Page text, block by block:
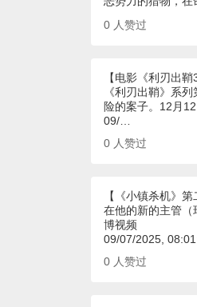
0 人赞过
【电影《利刃出
《利刃出鞘》系
险的案子。12月
09/…
0 人赞过
【《小镇杀机》
在他的新的主管（
博视频
09/07/2025,
0 人赞过